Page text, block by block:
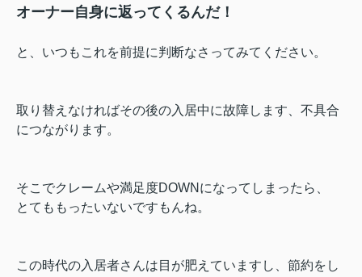
オーナー自身に返ってくるんだ！
と、いつもこれを前提に判断なさってみてください。
取り替えなければその後の入居中に故障します、不具合
につながります。
そこでクレームや満足度DOWNになってしまったら、
とてももったいないですもんね。
この時代の入居者さんは目が肥えていますし、節約をし